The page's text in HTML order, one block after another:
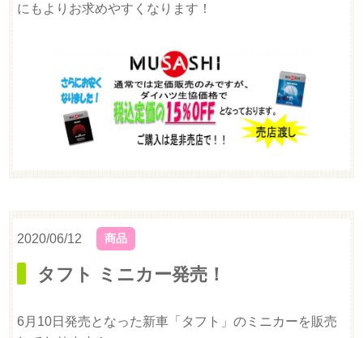
にもよりお求めやすくなります！
2020/06/12 商品
タフト ミニカー発売！
6月10日発売となった新車「タフト」のミニカーを販売